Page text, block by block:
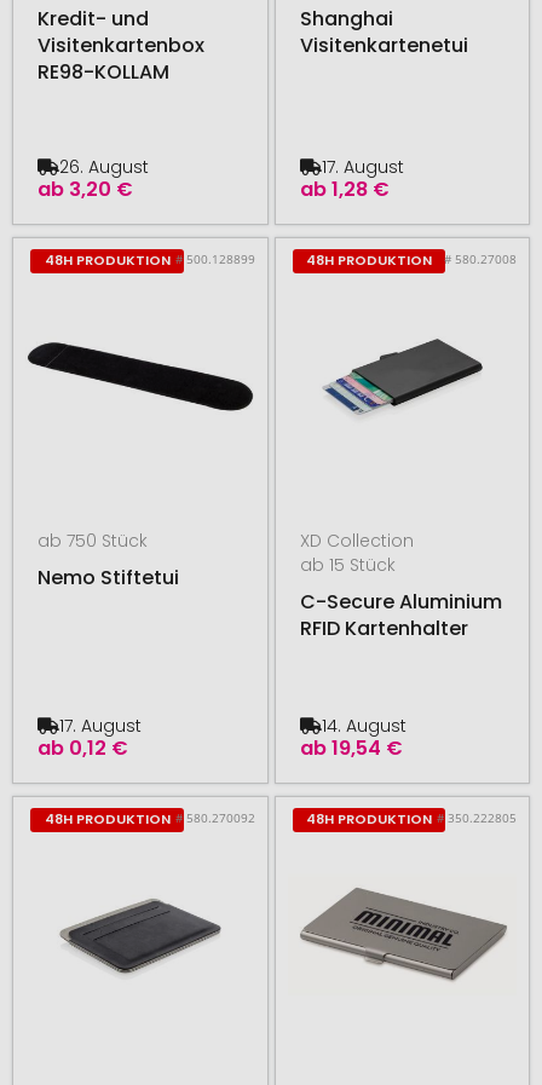
Kredit- und
Visitenkartenbox
RE98-KOLLAM
ab 3,20 €
26. August
Shanghai
Visitenkartenetui
ab1,28 €
17. August
48H PRODUKTION # 500.128899
ab 750 Stück
Nemo Stiftetui
ab 0,12 €
17. August
48H PRODUKTION # 580.27008
XD Collection
ab 15 Stück
C-Secure Aluminium
RFID Kartenhalter
ab19,54 €
14. August
48H PRODUKTION # 580.270092 48H PRODUKTION # 350.222805